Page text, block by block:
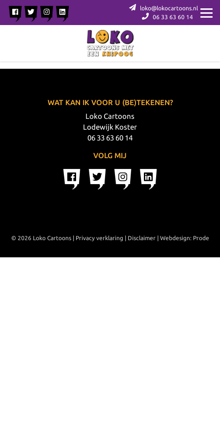
loko@lokocartoons.nl
06 33 63 60 14
WAT KAN IK VOOR U (BE)TEKENEN?
Loko Cartoons
Lodewijk Koster
06 33 63 60 14
VOLG MIJ
© 2026 Loko Cartoons | Privacy verklaring | Disclaimer| Webdesign: Prode